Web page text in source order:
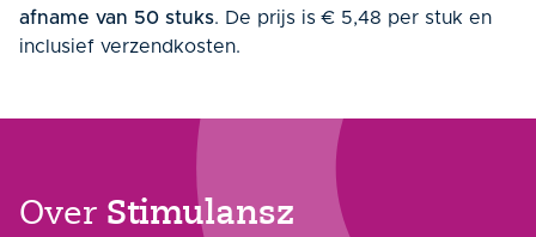
afname van 50 stuks. De prijs is € 5,48 per stuk en
inclusief verzendkosten.
Over Stimulansz